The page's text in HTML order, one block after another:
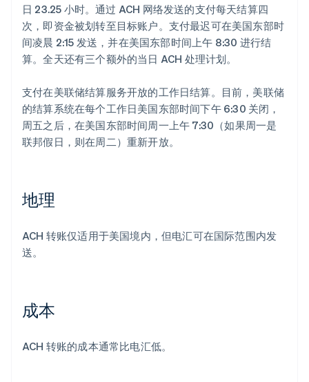
日 23.25 小时。通过 ACH 网络发送的支付每天结算四
次，即资金被划转至目标账户。支付最迟可在美国东部时
间凌晨 2:15 发送，并在美国东部时间上午 8:30 进行结
算。全天还有三个额外的当日 ACH 处理计划。
支付在美联储结算服务开放的工作日结算。目前，美联储
的结算系统在每个工作日美国东部时间下午 6:30 关闭，
周五之后，在美国东部时间周一上午 7:30（如果周一是
联邦假日，则在周二）重新开放。
地理
ACH 转账仅适用于美国境内，但电汇可在国际范围内发
送。
成本
ACH 转账的成本通常比电汇低。